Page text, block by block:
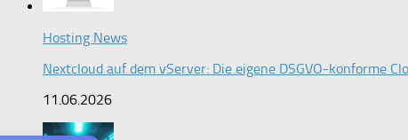
Hosting News
Nextcloud auf dem vServer: Die eigene DSGVO-konforme
11.06.2026